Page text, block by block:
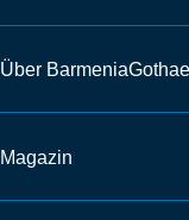
Über
Magazin